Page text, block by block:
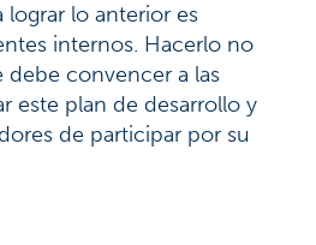
lograr lo anterior es
internos. Hacerlo no
debe convencer a las
este plan de desarrollo y
de participar por su